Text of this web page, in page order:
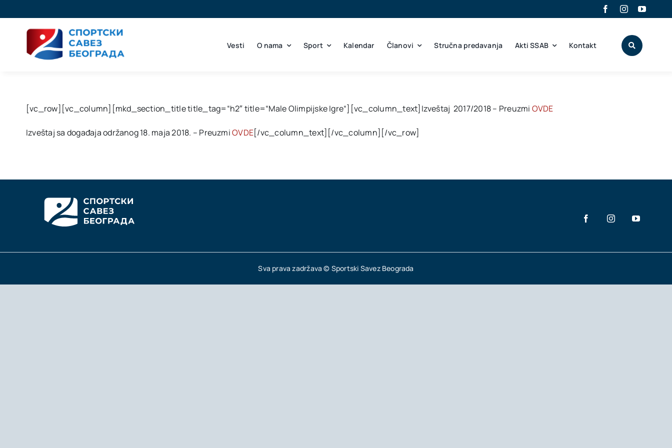
to
content
Vesti O nama Sport Kalendar Članovi Stručna predavanja Akti SSAB Kontakt
[vc_row][vc_column][mkd_section_title title_tag=“h2″ title=“Male Olimpijske Igre“][vc_column_text]Izveštaj 2017/2018 – Preuzmi OVDE
Izveštaj sa događaja održanog 18. maja 2018. – PreuzmiOVDE[/vc_column_text][/vc_column][/vc_row]
Sva prava zadržava © Sportski Savez Beograda